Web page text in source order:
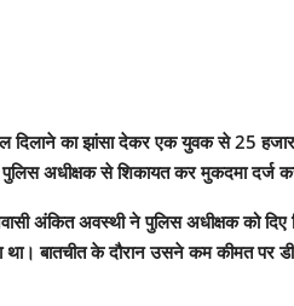
का झांसा देकर एक युवक से 25
अधीक्षक से शिकायत कर मुकदमा दर्ज
अंकित अवस्थी ने पुलिस अधीक्षक को
बातचीत के दौरान उसने कम कीमत पर